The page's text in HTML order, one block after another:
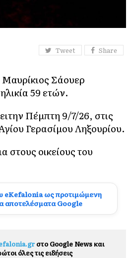
Tweet Share
Σάουερ
59 ετών.
Πέμπτη 9/7/26, στις
Γερασίμου Ληξουρίου.
στους οικείους του
eKefalonia ως προτιμώμενη
αποτελέσματα Google
στο Google News και
όλες τις ειδήσεις